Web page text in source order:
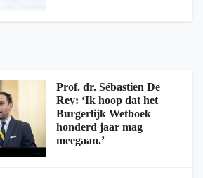
Prof. dr. Sébastien De
Rey: ‘Ik hoop dat het
Burgerlijk Wetboek
honderd jaar mag
meegaan.’